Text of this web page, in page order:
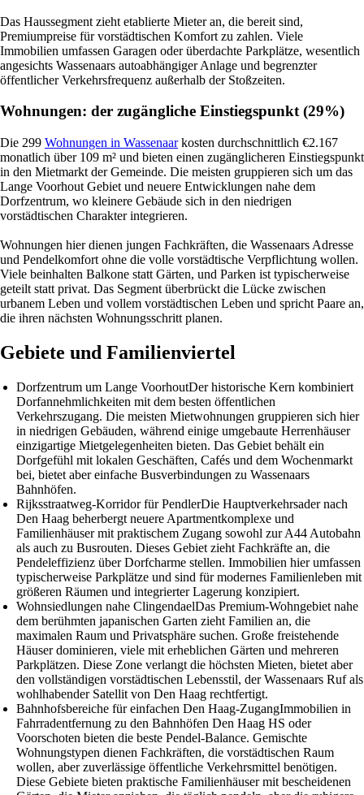
Das Haussegment zieht etablierte Mieter an, die bereit sind,
Premiumpreise für vorstädtischen Komfort zu zahlen. Viele
Immobilien umfassen Garagen oder überdachte Parkplätze, wesentlich
angesichts Wassenaars autoabhängiger Anlage und begrenzter
öffentlicher Verkehrsfrequenz außerhalb der Stoßzeiten.
Wohnungen: der zugängliche Einstiegspunkt (29%)
Die 299 Wohnungen in Wassenaarkosten durchschnittlich €2.167
monatlich über 109 m² und bieten einen zugänglicheren Einstiegspunkt
in den Mietmarkt der Gemeinde. Die meisten gruppieren sich um das
Lange Voorhout Gebiet und neuere Entwicklungen nahe dem
Dorfzentrum, wo kleinere Gebäude sich in den niedrigen
vorstädtischen Charakter integrieren.
Wohnungen hier dienen jungen Fachkräften, die Wassenaars Adresse
und Pendelkomfort ohne die volle vorstädtische Verpflichtung wollen.
Viele beinhalten Balkone statt Gärten, und Parken ist typischerweise
geteilt statt privat. Das Segment überbrückt die Lücke zwischen
urbanem Leben und vollem vorstädtischen Leben und spricht Paare an,
die ihren nächsten Wohnungsschritt planen.
Gebiete und Familienviertel
Dorfzentrum um Lange VoorhoutDer historische Kern kombiniert
Dorfannehmlichkeiten mit dem besten öffentlichen
Verkehrszugang. Die meisten Mietwohnungen gruppieren sich hier
in niedrigen Gebäuden, während einige umgebaute Herrenhäuser
einzigartige Mietgelegenheiten bieten. Das Gebiet behält ein
Dorfgefühl mit lokalen Geschäften, Cafés und dem Wochenmarkt
bei, bietet aber einfache Busverbindungen zu Wassenaars
Bahnhöfen.
Rijksstraatweg-Korridor für PendlerDie Hauptverkehrsader nach
Den Haag beherbergt neuere Apartmentkomplexe und
Familienhäuser mit praktischem Zugang sowohl zur A44 Autobahn
als auch zu Busrouten. Dieses Gebiet zieht Fachkräfte an, die
Pendeleffizienz über Dorfcharme stellen. Immobilien hier umfassen
typischerweise Parkplätze und sind für modernes Familienleben mit
größeren Räumen und integrierter Lagerung konzipiert.
Wohnsiedlungen nahe ClingendaelDas Premium-Wohngebiet nahe
dem berühmten japanischen Garten zieht Familien an, die
maximalen Raum und Privatsphäre suchen. Große freistehende
Häuser dominieren, viele mit erheblichen Gärten und mehreren
Parkplätzen. Diese Zone verlangt die höchsten Mieten, bietet aber
den vollständigen vorstädtischen Lebensstil, der Wassenaars Ruf als
wohlhabender Satellit von Den Haag rechtfertigt.
Bahnhofsbereiche für einfachen Den Haag-ZugangImmobilien in
Fahrradentfernung zu den Bahnhöfen Den Haag HS oder
Voorschoten bieten die beste Pendel-Balance. Gemischte
Wohnungstypen dienen Fachkräften, die vorstädtischen Raum
wollen, aber zuverlässige öffentliche Verkehrsmittel benötigen.
Diese Gebiete bieten praktische Familienhäuser mit bescheidenen